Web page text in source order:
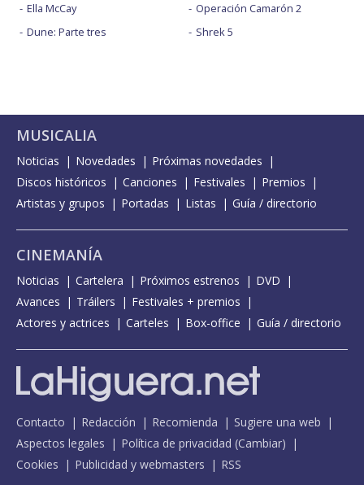
Ella McCay
Dune: Parte tres
Operación Camarón 2
Shrek 5
MUSICALIA
Noticias Novedades
Próximas novedades
Discos históricos
Canciones Festivales
Premios
Artistas y grupos
Portadas Listas Guía / directorio
CINEMANÍA
Noticias Cartelera Próximos estrenos
DVD
Avances
Tráilers
Festivales + premios
Actores y actrices
Carteles Box-office Guía / directorio
Contacto Redacción Recomienda
Sugiere una web
Aspectos legales
Política de privacidad (Cambiar)
Cookies
Publicidad y webmasters RSS